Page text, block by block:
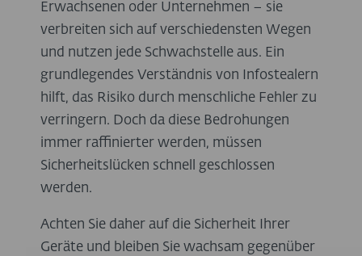
Erwachsenen oder Unternehmen – sie
verbreiten sich auf verschiedensten Wegen
und nutzen jede Schwachstelle aus. Ein
grundlegendes Verständnis von Infostealern
hilft, das Risiko durch menschliche Fehler zu
verringern. Doch da diese Bedrohungen
immer raffinierter werden, müssen
Sicherheitslücken schnell geschlossen
werden.
Achten Sie daher auf die Sicherheit Ihrer
Geräte und bleiben Sie wachsam gegenüber